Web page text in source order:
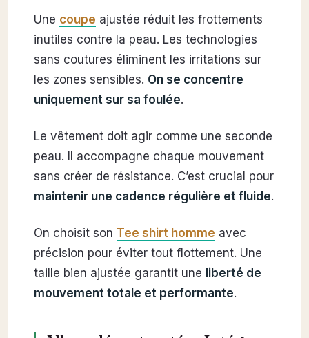
Une coupe ajustée réduit les frottements
inutiles contre la peau. Les technologies
sans coutures éliminent les irritations sur
les zones sensibles. On se concentre
uniquement sur sa foulée.
Le vêtement doit agir comme une seconde
peau. Il accompagne chaque mouvement
sans créer de résistance. C’est crucial pour
maintenir une cadence régulière et fluide.
On choisit son Tee shirt homme avec
précision pour éviter tout flottement. Une
taille bien ajustée garantit une liberté de
mouvement totale et performante.